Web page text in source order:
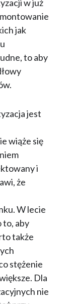
w już
jak
to aby
jest
wiąże się
i
że
W lecie
to, aby
także
stężenie
Dla
nie